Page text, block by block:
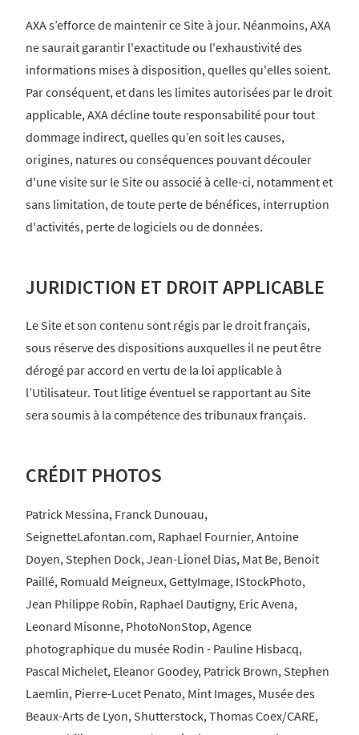
AXA s’efforce de maintenir ce Site à jour. Néanmoins, AXA
ne saurait garantir l'exactitude ou l'exhaustivité des
informations mises à disposition, quelles qu'elles soient.
Par conséquent, et dans les limites autorisées par le droit
applicable, AXA décline toute responsabilité pour tout
dommage indirect, quelles qu’en soit les causes,
origines, natures ou conséquences pouvant découler
d'une visite sur le Site ou associé à celle-ci, notamment et
sans limitation, de toute perte de bénéfices, interruption
d'activités, perte de logiciels ou de données.
JURIDICTION ET DROIT APPLICABLE
Le Site et son contenu sont régis par le droit français,
sous réserve des dispositions auxquelles il ne peut être
dérogé par accord en vertu de la loi applicable à
l’Utilisateur. Tout litige éventuel se rapportant au Site
sera soumis à la compétence des tribunaux français.
CRÉDIT PHOTOS
Patrick Messina, Franck Dunouau,
SeignetteLafontan.com, Raphael Fournier, Antoine
Doyen, Stephen Dock, Jean-Lionel Dias, Mat Be, Benoit
Paillé, Romuald Meigneux, GettyImage, IStockPhoto,
Jean Philippe Robin, Raphael Dautigny, Eric Avena,
Leonard Misonne, PhotoNonStop, Agence
photographique du musée Rodin - Pauline Hisbacq,
Pascal Michelet, Eleanor Goodey, Patrick Brown, Stephen
Laemlin, Pierre-Lucet Penato, Mint Images, Musée des
Beaux-Arts de Lyon, Shutterstock, Thomas Coex/CARE,